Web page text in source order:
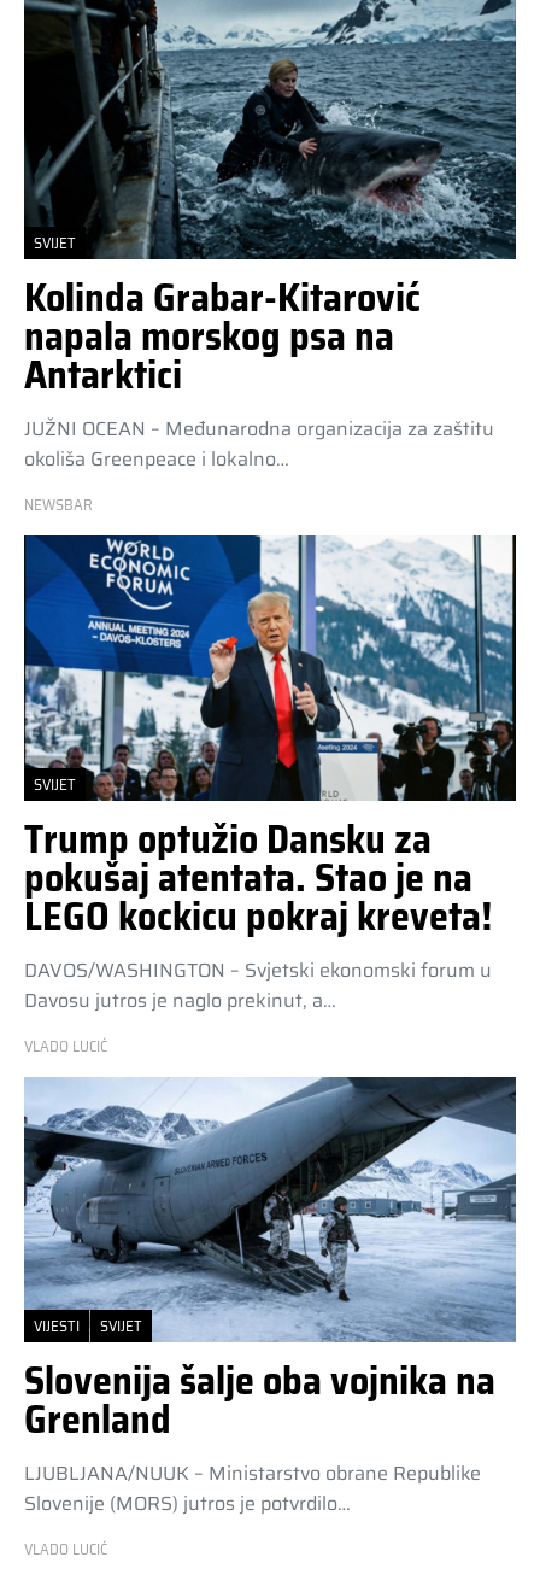
SVIJET
Kolinda Grabar-Kitarović
napala morskog psa na
Antarktici
JUŽNI OCEAN – Međunarodna organizacija za zaštitu
okoliša Greenpeace i lokalno…
NEWSBAR
SVIJET
Trump optužio Dansku za
pokušaj atentata. Stao je na
LEGO kockicu pokraj kreveta!
DAVOS/WASHINGTON – Svjetski ekonomski forum u
Davosu jutros je naglo prekinut, a…
VLADO LUCIĆ
VIJESTI SVIJET
Slovenija šalje oba vojnika na
Grenland
LJUBLJANA/NUUK – Ministarstvo obrane Republike
Slovenije (MORS) jutros je potvrdilo…
VLADO LUCIĆ